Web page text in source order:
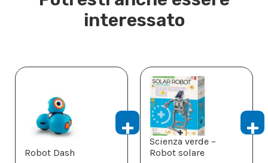
interessato
Robot Dash
Scienza verde –
Robot solare